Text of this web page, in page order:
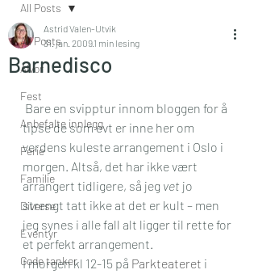
All Posts
Alvor
Fest
Anbefalte innlegg
Ferie
Familie
Diverse
Eventyr
Gode tanker
All Posts
Barnedisco
Astrid Valen-Utvik
31. jan. 20091 min lesing
tipse de som evt er inne her om
verdens kuleste arrangement i Oslo i
morgen. Altså, det har ikke vært
arrangert tidligere, så jeg vet jo
strengt tatt ikke at det er kult – men
jeg synes i alle fall alt ligger til rette for
et perfekt arrangement.
I morgen kl 12-15 på Parkteateret i